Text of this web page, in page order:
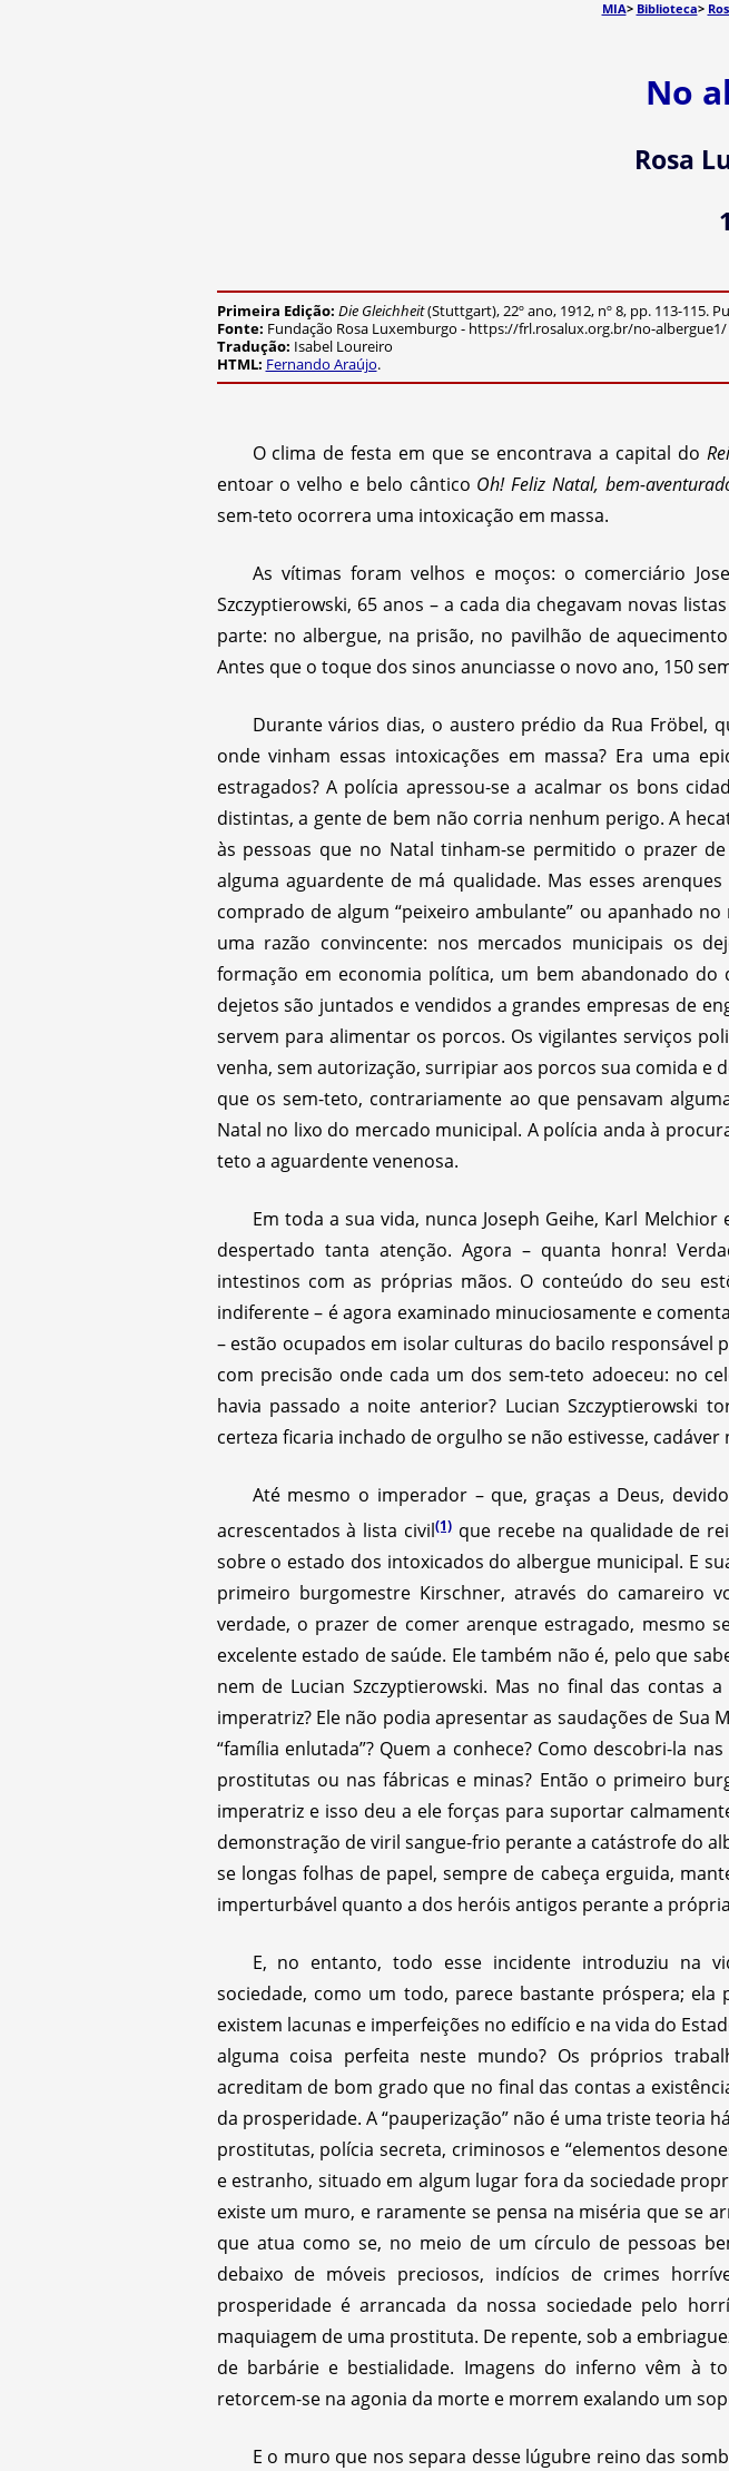
MIA> Biblioteca>
No
Rosa
Primeira Edição: Die Gleichheit(Stuttgart), 22º ano, 1912, nº 8, pp. 113-115.
Fonte: Fundação Rosa Luxemburgo - https://frl.rosalux.org.br/no-albergue1/
Tradução: Isabel Loureiro
HTML: Fernando Araújo.
O clima de festa em que se encontrava a capital do
entoar o velho e belo cântico Oh! Feliz Natal, bem-
sem-teto ocorrera uma intoxicação em massa.
As vítimas foram velhos e moços: o comerciário
Szczyptierowski, 65 anos – a cada dia chegavam novas
parte: no albergue, na prisão, no pavilhão de
Antes que o toque dos sinos anunciasse o novo ano, 150
Durante vários dias, o austero prédio da Rua Fröbel,
onde vinham essas intoxicações em massa? Era uma
estragados? A polícia apressou-se a acalmar os bons
distintas, a gente de bem não corria nenhum perigo. A
às pessoas que no Natal tinham-se permitido o prazer
alguma aguardente de má qualidade. Mas esses
comprado de algum “peixeiro ambulante” ou apanhado
uma razão convincente: nos mercados municipais os
formação em economia política, um bem abandonado
dejetos são juntados e vendidos a grandes empresas de
servem para alimentar os porcos. Os vigilantes serviços
venha, sem autorização, surripiar aos porcos sua comida
que os sem-teto, contrariamente ao que pensavam
Natal no lixo do mercado municipal. A polícia anda à
teto a aguardente venenosa.
Em toda a sua vida, nunca Joseph Geihe, Karl
despertado tanta atenção. Agora – quanta honra!
intestinos com as próprias mãos. O conteúdo do seu
indiferente – é agora examinado minuciosamente e
– estão ocupados em isolar culturas do bacilo
com precisão onde cada um dos sem-teto adoeceu: no
havia passado a noite anterior? Lucian Szczyptierowski
certeza ficaria inchado de orgulho se não estivesse,
Até mesmo o imperador – que, graças a Deus,
acrescentados à lista civil(1) que recebe na qualidade de
sobre o estado dos intoxicados do albergue municipal. E
primeiro burgomestre Kirschner, através do camareiro
verdade, o prazer de comer arenque estragado, mesmo
excelente estado de saúde. Ele também não é, pelo que
nem de Lucian Szczyptierowski. Mas no final das
imperatriz? Ele não podia apresentar as saudações de Sua
“família enlutada”? Quem a conhece? Como descobri-la
prostitutas ou nas fábricas e minas? Então o primeiro
imperatriz e isso deu a ele forças para suportar
demonstração de viril sangue-frio perante a catástrofe do
se longas folhas de papel, sempre de cabeça erguida,
imperturbável quanto a dos heróis antigos perante a
E, no entanto, todo esse incidente introduziu na
sociedade, como um todo, parece bastante próspera;
existem lacunas e imperfeições no edifício e na vida do
alguma coisa perfeita neste mundo? Os próprios
acreditam de bom grado que no final das contas a
da prosperidade. A “pauperização” não é uma triste teoria
prostitutas, polícia secreta, criminosos e “elementos
e estranho, situado em algum lugar fora da sociedade
existe um muro, e raramente se pensa na miséria que se
que atua como se, no meio de um círculo de pessoas
debaixo de móveis preciosos, indícios de crimes
prosperidade é arrancada da nossa sociedade pelo
maquiagem de uma prostituta. De repente, sob a
de barbárie e bestialidade. Imagens do inferno vêm à
retorcem-se na agonia da morte e morrem exalando um
E o muro que nos separa desse lúgubre reino das